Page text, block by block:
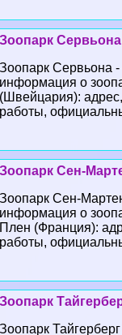
Зоопарк Сервьона
Зоопарк Сервьона -
информация о
(Швейцария):
работы,
Зоопарк Сен-
Зоопарк Сен-
информация о
Плен (Франция):
работы,
Зоопарк
Зоопарк